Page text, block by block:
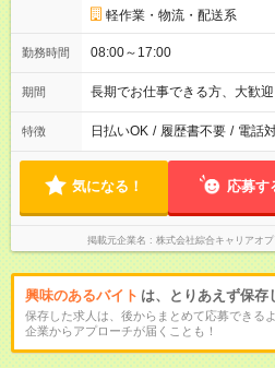
軽作業・物流・配送系
勤務時間 08:00～17:00
期間 長期でお仕事できる方、大歓迎
特徴 日払いOK / 履歴書不要 / 電話
気になる！ 応募す
掲載元企業名 株式会社綜合キャリアオ
興味のあるバイト は、とりあえず保存
保存した求人は、後からまとめて応募できるよ
企業からアプローチが届くことも！